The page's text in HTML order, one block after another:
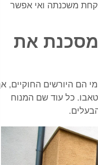
משכנתה ואי אפשר
מסכנת את
הם היורשים החוקיים,
כל עוד שם המנוח